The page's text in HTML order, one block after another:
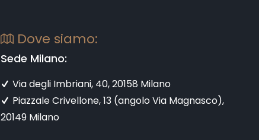
Dove siamo:
Sede Milano:
Via degli Imbriani, 40, 20158 Milano
Piazzale Crivellone, 13 (angolo Via Magnasco),
20149 Milano